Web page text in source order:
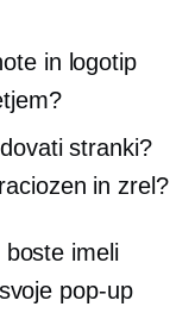
in logotip
stranki?
in zrel?
imeli
pop-up